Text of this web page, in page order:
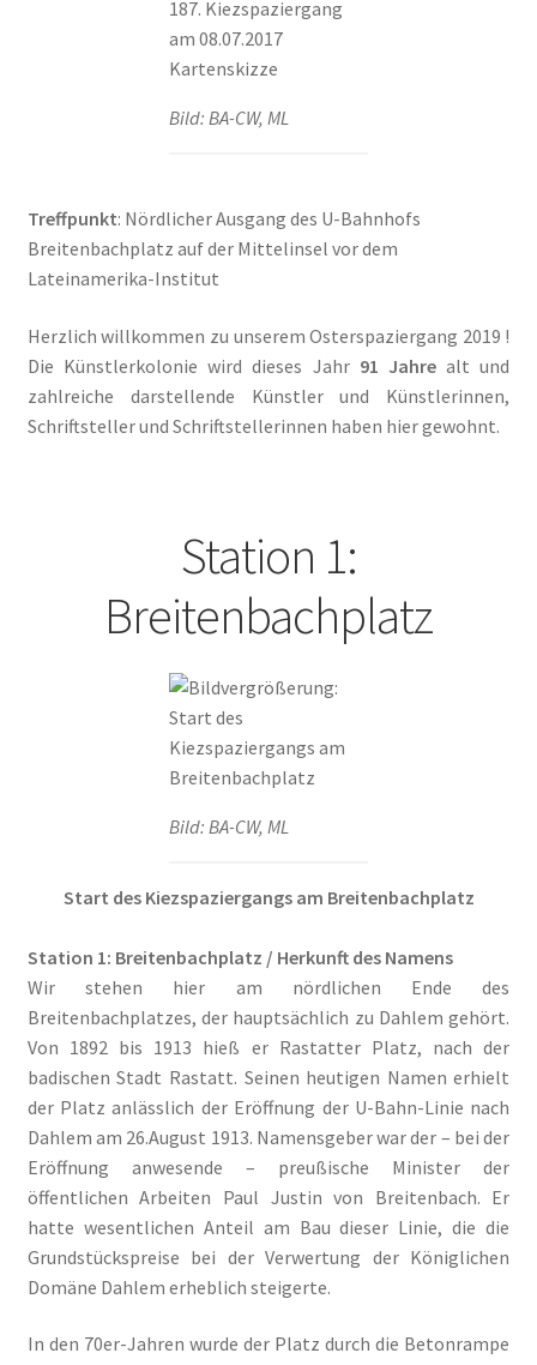
in Berliner Morgenpost
Der Kiez der Kreativen in Berliner Woche
Die Hungerburg in Die Zeit
Die Rote Tintenburg – Lebendige Vergangenheit in Paul
Klinger Report
Engagiert gegen das Vergessen und für die Zukunft der
Künstlerkolonie in Gazette Wilmersdorf März 2019
Ernst und Günther Paulus: Stein oder nicht Stein in Der
Faire Mieten in Berlin – #Bezirkstag von Lisa Paus und
Katrin Schmidberger, Die Grünen
Kauft Berlin die Künstlerkolonie Wilmersdorf zurück? in
Kuenstlerkolonie Berlin Eintrag in Academic
Kuenstlerkolonie Berlin Wilmersdorf: Vonovia
investiert in historischen Standort auf Vonovia.de
Orte – Künstlerkolonie Berlin in berlin:street
Vom Leben im „Roten Block“ der Künstlerkolonie in ND
Vom Widerstand in Wilmersdorf in taz
Weg mit den Bausünden, die unser schönes Berlin
Bild: BA-CW, ML
Treffpunkt: Nördlicher Ausgang des U-Bahnhofs
Breitenbachplatz auf der Mittelinsel vor dem
Lateinamerika-Institut
Herzlich willkommen zu unserem Osterspaziergang 2019 !
Die Künstlerkolonie wird dieses Jahr91 Jahrealt und
zahlreiche darstellende Künstler und Künstlerinnen,
Schriftsteller und Schriftstellerinnen haben hier gewohnt.
Station 1:
Breitenbachplatz
Bild: BA-CW, ML
Start des Kiezspaziergangs am Breitenbachplatz
Station 1: Breitenbachplatz / Herkunft des Namens
Wir stehen hier am nördlichen Ende des
Breitenbachplatzes, der hauptsächlich zu Dahlem gehört.
Von 1892 bis 1913 hieß er Rastatter Platz, nach der
badischen Stadt Rastatt. Seinen heutigen Namen erhielt
der Platz anlässlich der Eröffnung der U-Bahn-Linie nach
Dahlem am 26.August 1913. Namensgeber war der – bei der
Eröffnung anwesende – preußische Minister der
öffentlichen Arbeiten Paul Justin von Breitenbach. Er
hatte wesentlichen Anteil am Bau dieser Linie, die die
Grundstückspreise bei der Verwertung der Königlichen
Domäne Dahlem erheblich steigerte.
In den 70er-Jahren wurde der Platz durch die Betonrampe